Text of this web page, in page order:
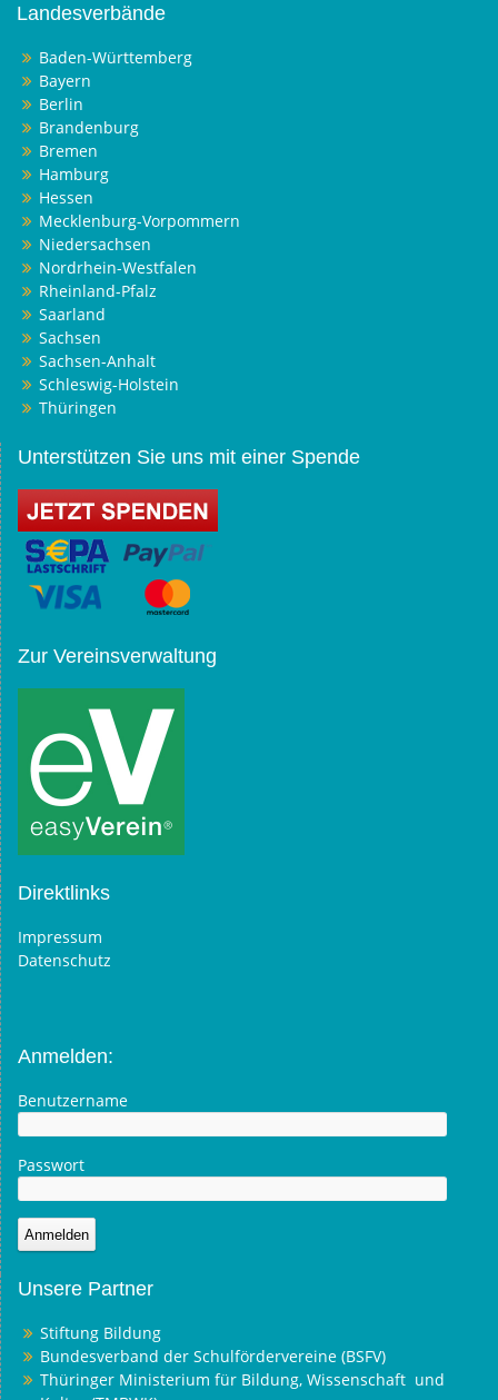
Landesverbände
Baden-Württemberg
Bayern
Berlin
Brandenburg
Bremen
Hamburg
Hessen
Mecklenburg-Vorpommern
Niedersachsen
Nordrhein-Westfalen
Rheinland-Pfalz
Saarland
Sachsen
Sachsen-Anhalt
Schleswig-Holstein
Thüringen
Unterstützen Sie uns mit einer Spende
Zur Vereinsverwaltung
Direktlinks
Impressum
Datenschutz
Anmelden:
Benutzername
Passwort
Unsere Partner
Stiftung Bildung
Bundesverband der Schulfördervereine (BSFV)
Thüringer Ministerium für Bildung, Wissenschaft und